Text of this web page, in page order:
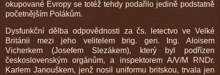
okupované Evropy se totéž tehdy podařilo jedině podstatně
početnějším Polákům.
Dysfunkční dělba odpovědnosti za čs. letectvo ve Velké
Británii mezi jeho velitelem brig. gen. Ing. Aloisem
Vicherkem (Josefem Slezákem), který byl podřízen
československým orgánům, a inspektorem A/V/M RNDr.
Karlem Janouškem, jenž nosil uniformu britskou, trvala jen